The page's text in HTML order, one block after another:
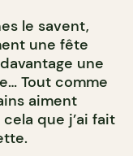
le savent,
une fête
une
Tout comme
aiment
que j’ai fait